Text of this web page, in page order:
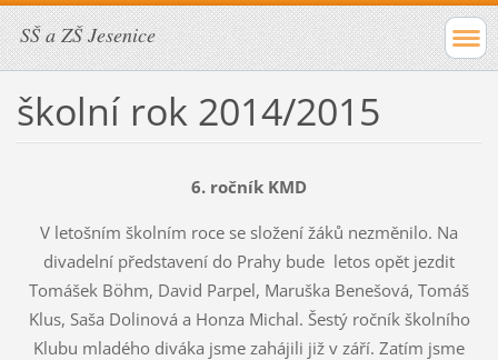
SŠ a ZŠ Jesenice
školní rok 2014/2015
6. ročník KMD
V letošním školním roce se složení žáků nezměnilo. Na
divadelní představení do Prahy bude letos opět jezdit
Tomášek Böhm, David Parpel, Maruška Benešová, Tomáš
Klus, Saša Dolinová a Honza Michal. Šestý ročník školního
Klubu mladého diváka jsme zahájili již v září. Zatím jsme